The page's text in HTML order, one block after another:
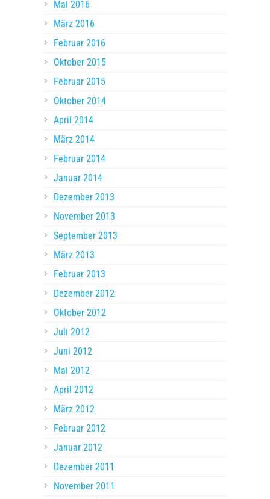
Mai 2016
März 2016
Februar 2016
Oktober 2015
Februar 2015
Oktober 2014
April 2014
März 2014
Februar 2014
Januar 2014
Dezember 2013
November 2013
September 2013
März 2013
Februar 2013
Dezember 2012
Oktober 2012
Juli 2012
Juni 2012
Mai 2012
April 2012
März 2012
Februar 2012
Januar 2012
Dezember 2011
November 2011